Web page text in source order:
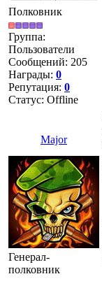
Полковник
Группа:
Пользователи
Сообщений: 205
Награды: 0
Репутация: 0
Статус: Offline
Major
Генерал-
полковник